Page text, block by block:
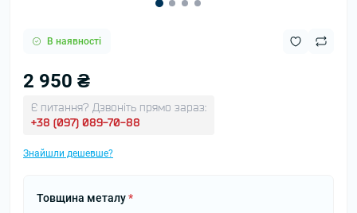
В наявності
2 950 ₴
Є питання? Дзвоніть прямо зараз:
+38 (097) 089-70-88
Знайшли дешевше?
Товщина металу*